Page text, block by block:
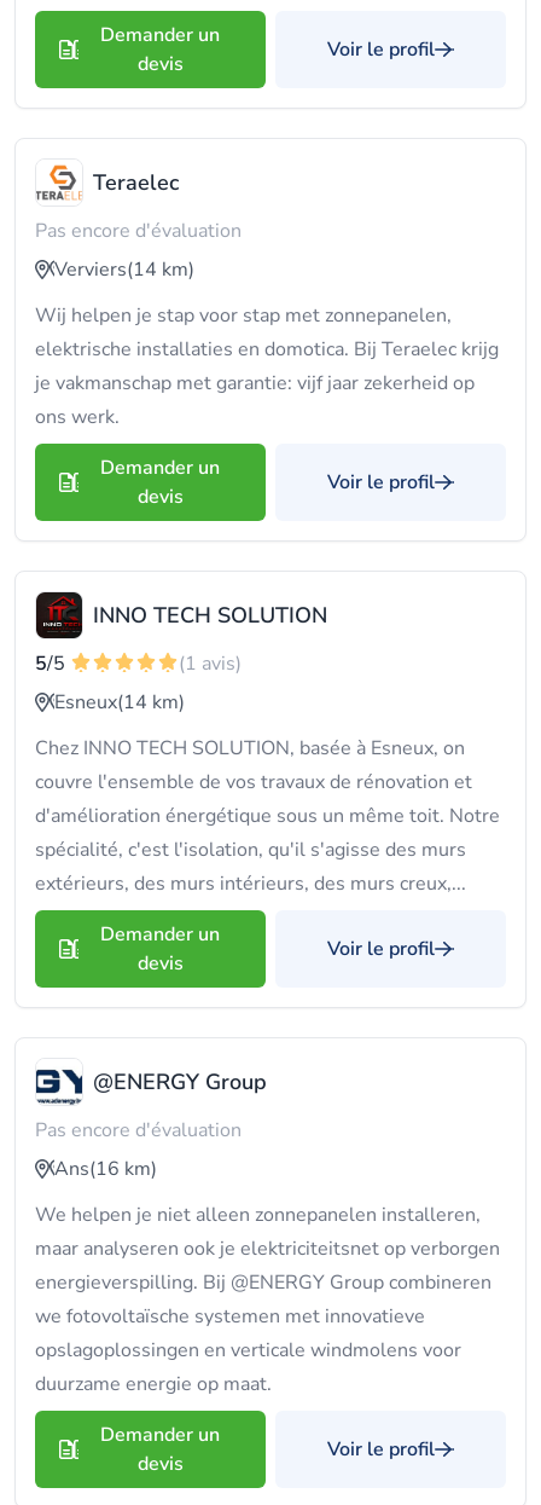
Demander un
devis
Voir le profil
Teraelec
Pas encore d'évaluation
Verviers(14 km)
Wij helpen je stap voor stap met zonnepanelen,
elektrische installaties en domotica. Bij Teraelec krijg
je vakmanschap met garantie: vijf jaar zekerheid op
ons werk.
Demander un
devis
Voir le profil
INNO TECH SOLUTION
5/5
(1 avis)
Esneux(14 km)
Chez INNO TECH SOLUTION, basée à Esneux, on
couvre l'ensemble de vos travaux de rénovation et
d'amélioration énergétique sous un même toit. Notre
spécialité, c'est l'isolation, qu'il s'agisse des murs
extérieurs, des murs intérieurs, des murs creux,...
Demander un
devis
Voir le profil
@ENERGY Group
Pas encore d'évaluation
Ans(16 km)
We helpen je niet alleen zonnepanelen installeren,
maar analyseren ook je elektriciteitsnet op verborgen
energieverspilling. Bij @ENERGY Group combineren
we fotovoltaïsche systemen met innovatieve
opslagoplossingen en verticale windmolens voor
duurzame energie op maat.
Demander un
devis
Voir le profil